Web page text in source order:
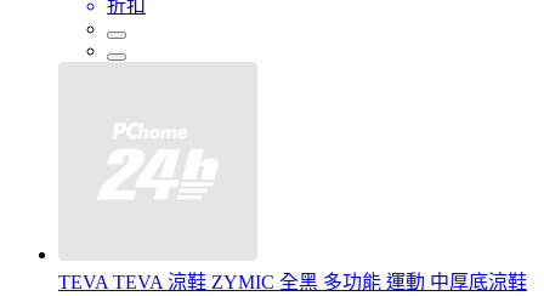
折扣
TEVA TEVA 涼鞋 ZYMIC 全黑 多功能 運動 中厚底涼鞋